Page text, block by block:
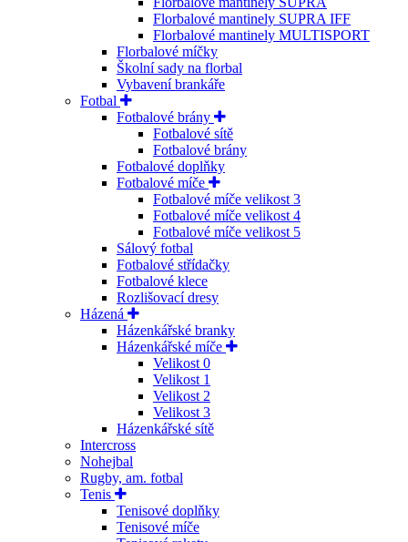
Florbalové mantinely SUPRA IFF
Florbalové mantinely MULTISPORT
Florbalové míčky
Školní sady na florbal
Vybavení brankáře
Fotbal
Fotbalové brány
Fotbalové sítě
Fotbalové brány
Fotbalové doplňky
Fotbalové míče
Fotbalové míče velikost 3
Fotbalové míče velikost 4
Fotbalové míče velikost 5
Sálový fotbal
Fotbalové střídačky
Fotbalové klece
Rozlišovací dresy
Házená
Házenkářské branky
Házenkářské míče
Velikost 0
Velikost 1
Velikost 2
Velikost 3
Házenkářské sítě
Intercross
Nohejbal
Rugby, am. fotbal
Tenis
Tenisové doplňky
Tenisové míče